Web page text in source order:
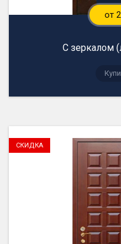
от
С зеркалом